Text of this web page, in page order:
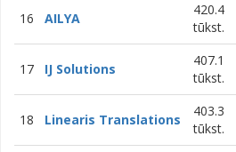
16 AILYA
420.4
tūkst.
17 IJ Solutions
407.1
tūkst.
18 Linearis Translations
403.3
tūkst.